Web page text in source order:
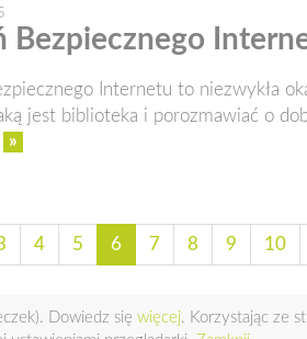
Bezpiecznego
Internetu to niezwykła
jest biblioteka i porozmawiać o
»
4 5 6 7 8 9 10
Dowiedz się więcej. Korzystając ze